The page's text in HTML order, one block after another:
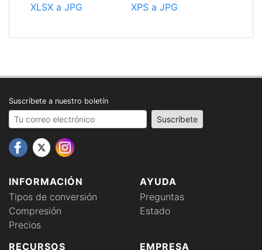
XLSX a JPG
XPS a JPG
INFORMACIÓN
Tipos de conversión
Compresión
Precios
AYUDA
Preguntas
Estado
RECURSOS EMPRESA
Suscríbete a nuestro boletín
Your email address Suscríbete